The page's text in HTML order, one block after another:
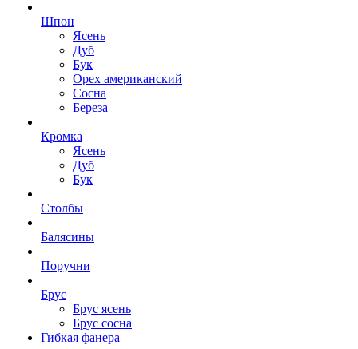
Шпон
Ясень
Дуб
Бук
Орех американский
Сосна
Береза
Кромка
Ясень
Дуб
Бук
Столбы
Балясины
Поручни
Брус
Брус ясень
Брус сосна
Гибкая фанера